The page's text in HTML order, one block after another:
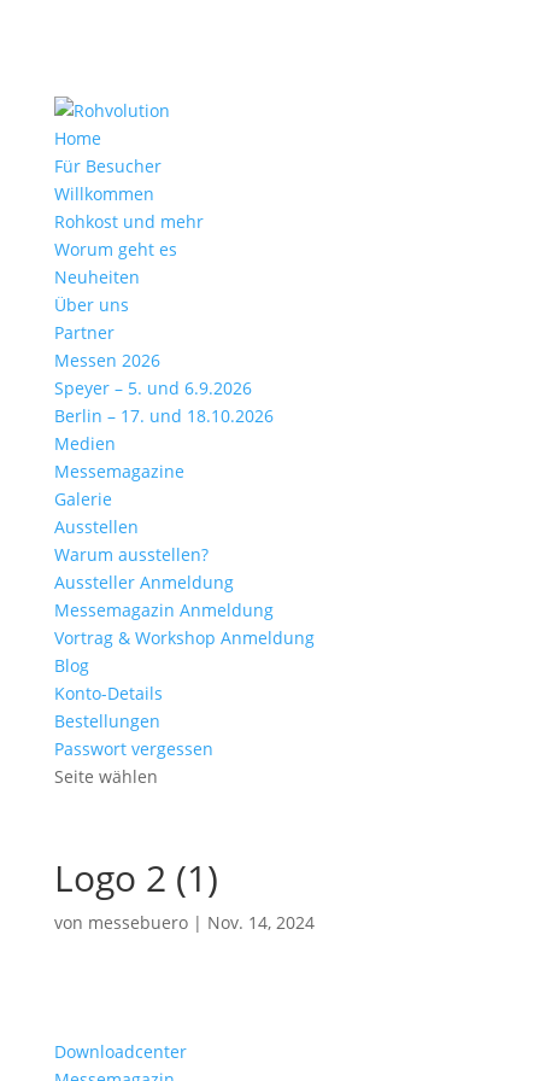
Home
Für Besucher
Willkommen
Rohkost und mehr
Worum geht es
Neuheiten
Über uns
Partner
Messen 2026
Speyer – 5. und 6.9.2026
Berlin – 17. und 18.10.2026
Medien
Messemagazine
Galerie
Ausstellen
Warum ausstellen?
Aussteller Anmeldung
Messemagazin Anmeldung
Vortrag & Workshop Anmeldung
Blog
Konto-Details
Bestellungen
Passwort vergessen
Seite wählen
Logo 2 (1)
von messebuero| Nov. 14, 2024
Downloadcenter